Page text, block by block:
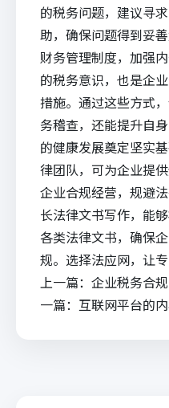
的税务问题，建议寻
助，确保问题得到妥
财务管理制度，加强
的税务意识，也是企
措施。通过这些方式
务稽查，还能提升自
的健康发展奠定坚实基
律团队，可为企业提
企业合规经营，规避
长法律文书写作，能
各类法律文书，确保
规。选择法应网，让
上一篇： 企业税务合
一篇： 互联网平台的